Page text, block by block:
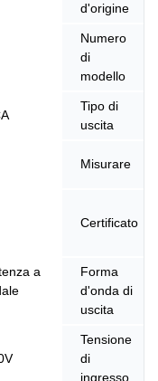
d'origine
Numero
di
modello
Tipo di
uscita
Misurare
Certificato
a
Forma
d'onda di
uscita
Tensione
di
ingresso